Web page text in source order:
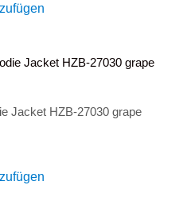
Jacket HZB-27030 grape